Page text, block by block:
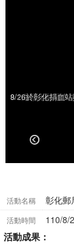
8/26於彰化捐血
9/1由彰化郵局李
活動名稱 彰化郵
活動時間 110/8/
活動成果：